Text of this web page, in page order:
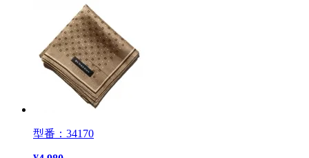
型番：34170